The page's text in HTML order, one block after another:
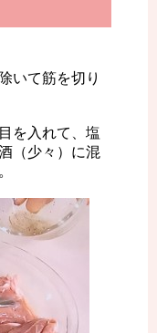
いて筋を切り
を入れて、塩
（少々）に混